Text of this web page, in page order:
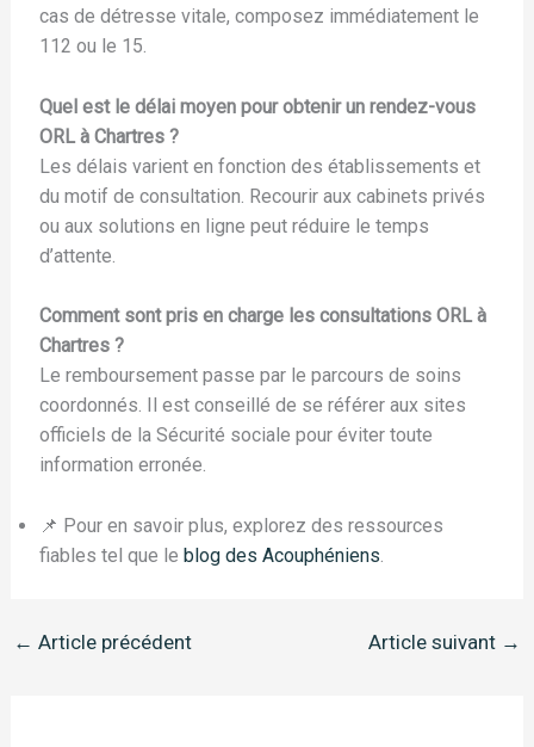
cas de détresse vitale, composez immédiatement le
112 ou le 15.
Quel est le délai moyen pour obtenir un rendez-vous
ORL à Chartres ?
Les délais varient en fonction des établissements et
du motif de consultation. Recourir aux cabinets privés
ou aux solutions en ligne peut réduire le temps
d’attente.
Comment sont pris en charge les consultations ORL à
Chartres ?
Le remboursement passe par le parcours de soins
coordonnés. Il est conseillé de se référer aux sites
officiels de la Sécurité sociale pour éviter toute
information erronée.
📌 Pour en savoir plus, explorez des ressources
fiables tel que le blog des Acouphéniens
← Article précédent Article suivant →